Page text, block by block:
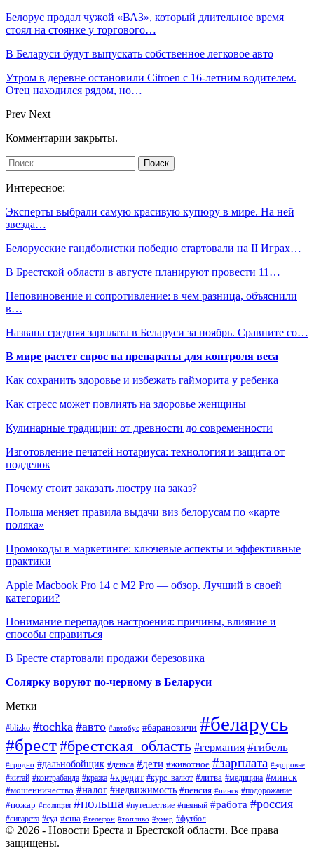
Белорус продал чужой «ВАЗ», который длительное время
стоял на стоянке у торгового…
В Беларуси будут выпускать собственное легковое авто
Утром в деревне остановили Citroen с 16-летним водителем.
Отец находился рядом, но…
Prev Next
Комментарии закрыты.
Интересное:
Эксперты выбрали самую красивую купюру в мире. На ней
звезда…
Белорусские гандболистки победно стартовали на II Играх…
В Брестской области в августе планируют провести 11…
Неповиновение и сопротивление: в чем разница, объяснили
в…
Названа средняя зарплата в Беларуси за ноябрь. Сравните со…
В мире растет спрос на препараты для контроля веса
Как сохранить здоровье и избежать гайморита у ребенка
Как стресс может повлиять на здоровье женщины
Кулинарные традиции: от древности до современности
Изготовление печатей нотариуса: технология и защита от
подделок
Почему стоит заказать люстру на заказ?
Польша меняет правила выдачи виз белорусам по «карте
поляка»
Промокоды в маркетинге: ключевые аспекты и эффективные
практики
Apple Macbook Pro 14 с M2 Pro — обзор. Лучший в своей
категории?
Понимание перепадов настроения: причины, влияние и
способы справиться
В Бресте стартовали продажи березовика
Солярку воруют по-черному в Беларуси
Метки
#blizko #tochka #авто #автобус #барановичи #беларусь
#брест#брестская_область #германия #гибель
#гродно #дальнобойщик #деньга #дети #животное #зарплата #здоровье
#китай #контрабанда #кража #кредит #курс_валют #литва #медицина #минск
#мошенничество #налог #недвижимость #пенсия #пинск #подорожание
#пожар #полиция #польша #путешествие #пьяный #работа #россия
#сигарета #суд #сша #телефон #топливо #умер #футбол
© 2026 - Новости Бреста и Брестской области. Все права
защищены.